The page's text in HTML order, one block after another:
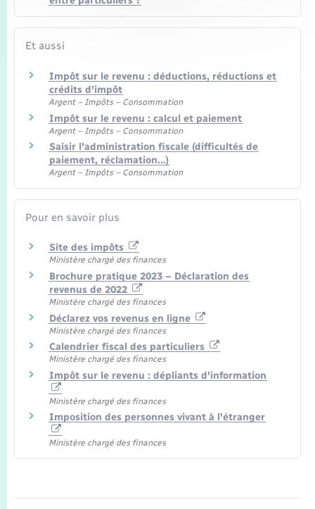
Et aussi
Impôt sur le revenu : déductions, réductions et
crédits d'impôt
Argent – Impôts – Consommation
Impôt sur le revenu : calcul et paiement
Argent – Impôts – Consommation
Saisir l'administration fiscale (difficultés de
paiement, réclamation…)
Argent – Impôts – Consommation
Pour en savoir plus
Site des impôts
Ministère chargé des finances
Brochure pratique 2023 – Déclaration des
revenus de 2022
Ministère chargé des finances
Déclarez vos revenus en ligne
Ministère chargé des finances
Calendrier fiscal des particuliers
Ministère chargé des finances
Impôt sur le revenu : dépliants d'information
Ministère chargé des finances
Imposition des personnes vivant à l'étranger
Ministère chargé des finances